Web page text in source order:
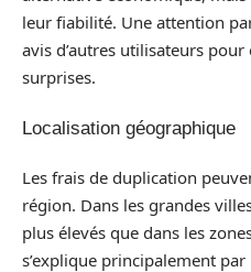
leur fiabilité. Une attention
avis d’autres utilisateurs
surprises.
Localisation géographique
Les frais de duplication
région. Dans les grandes
plus élevés que dans les
s’explique principalement